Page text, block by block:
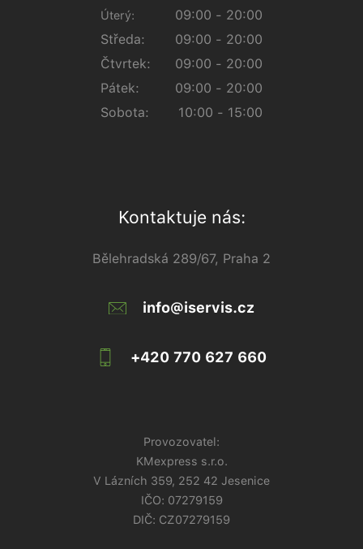
Úterý:
Středa:
Čtvrtek:
Pátek:
Sobota:
09:00 - 20:00
09:00 - 20:00
09:00 - 20:00
09:00 - 20:00
10:00 - 15:00
Kontaktuje nás:
Bělehradská 289/67, Praha 2
info@iservis.cz
+420 770 627 660
Provozovatel:
KMexpress s.r.o.
V Lázních 359, 252 42 Jesenice
IČO: 07279159
DIČ: CZ07279159